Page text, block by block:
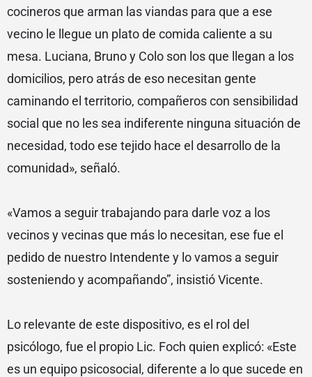
cocineros que arman las viandas para que a ese
vecino le llegue un plato de comida caliente a su
mesa. Luciana, Bruno y Colo son los que llegan a los
domicilios, pero atrás de eso necesitan gente
caminando el territorio, compañeros con sensibilidad
social que no les sea indiferente ninguna situación de
necesidad, todo ese tejido hace el desarrollo de la
comunidad», señaló.
«Vamos a seguir trabajando para darle voz a los
vecinos y vecinas que más lo necesitan, ese fue el
pedido de nuestro Intendente y lo vamos a seguir
sosteniendo y acompañando”, insistió Vicente.
Lo relevante de este dispositivo, es el rol del
psicólogo, fue el propio Lic. Foch quien explicó: «Este
es un equipo psicosocial, diferente a lo que sucede en